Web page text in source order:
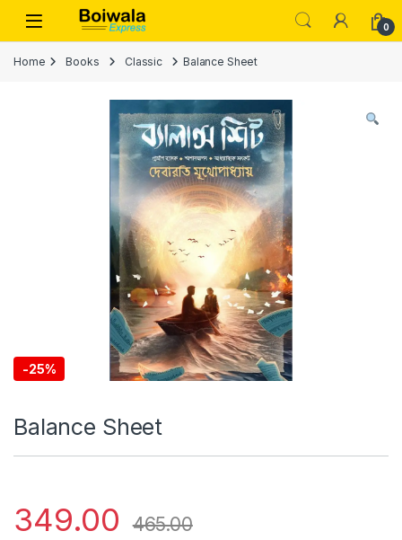
Skip to navigation
Skip to content
Open 0
Home Books Classic Balance Sheet
-25%
Balance Sheet
349.00 465.00